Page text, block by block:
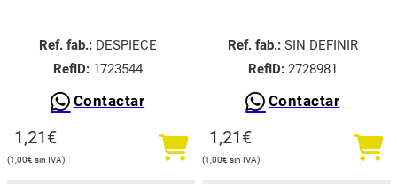
Ref. fab.:DESPIECE
RefID:1723544
Contactar
1,21€
1,00€
Ref. fab.:SIN DEFINIR
RefID:2728981
Contactar
1,21€
1,00€